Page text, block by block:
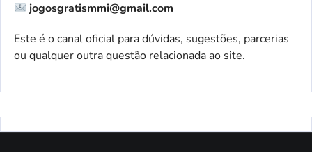
jogosgratismmi@gmail.com
Este é o canal oficial para dúvidas, sugestões, parcerias
ou qualquer outra questão relacionada ao site.